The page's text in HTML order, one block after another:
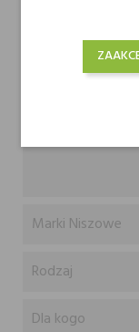
Marki Niszowe
Rodzaj
Dla kogo